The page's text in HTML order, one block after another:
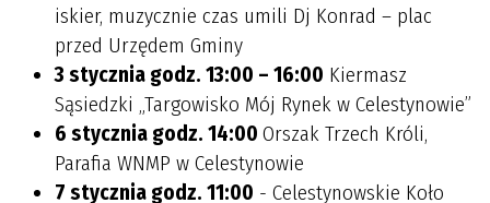
iskier, muzycznie czas umili Dj Konrad – plac
przed Urzędem Gminy
3 stycznia godz. 13:00 – 16:00 Kiermasz
Sąsiedzki „Targowisko Mój Rynek w Celestynowie”
6 stycznia godz. 14:00 Orszak Trzech Króli,
Parafia WNMP w Celestynowie
7 stycznia godz. 11:00 - Celestynowskie Koło